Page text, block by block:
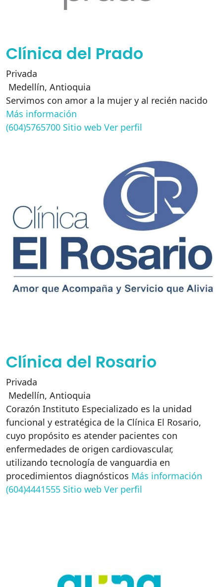
Clínica del Prado
Privada
Medellín, Antioquia
Servimos con amor a la mujer y al recién nacido
Más información
(604)5765700 Sitio web Ver perfil
Clínica del Rosario
Privada
Medellín, Antioquia
Corazón Instituto Especializado es la unidad
funcional y estratégica de la Clínica El Rosario,
cuyo propósito es atender pacientes con
enfermedades de origen cardiovascular,
utilizando tecnología de vanguardia en
procedimientos diagnósticos Más información
(604)4441555 Sitio web Ver perfil